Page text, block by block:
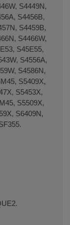
S4449N,
S4456B,
S4459B,
S4466W,
S45E55,
S4556A,
S4586N,
S5409X,
S5453X,
S5509X,
S6409N,